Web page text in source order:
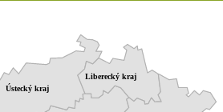
Ústecký kraj
Liberecký kraj